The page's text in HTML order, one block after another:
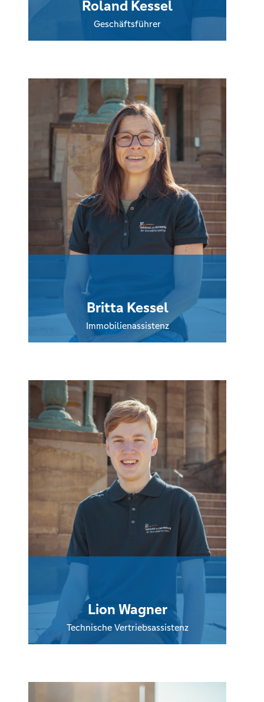
Roland Kessel
Geschäftsführer
Britta Kessel
Immobilienassistenz
Lion Wagner
Technische Vertriebsassistenz